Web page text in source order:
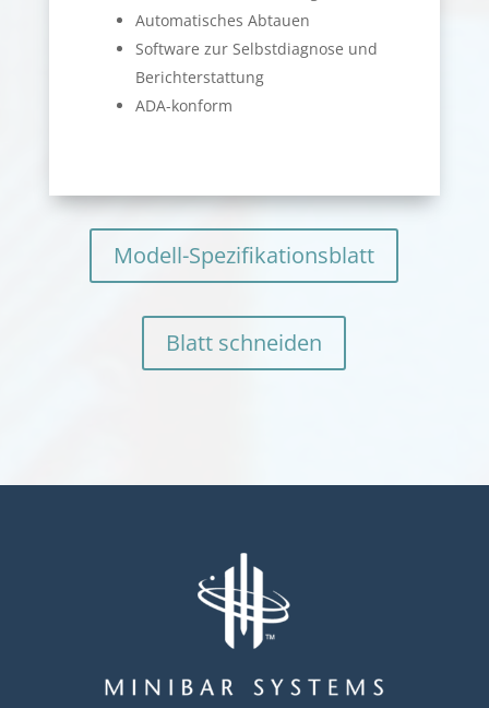
Automatisches Abtauen
Software zur Selbstdiagnose und
Berichterstattung
ADA-konform
Modell-Spezifikationsblatt
Blatt schneiden